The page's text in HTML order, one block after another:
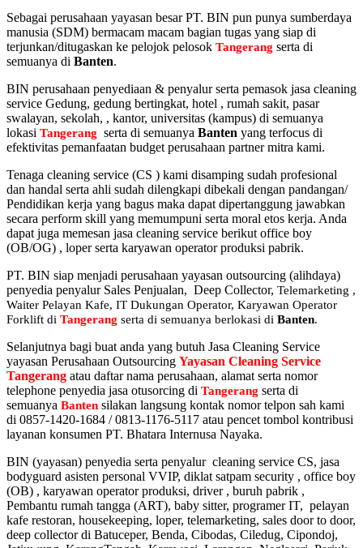
Sebagai perusahaan yayasan besar PT. BIN pun punya sumberdaya
manusia (SDM) bermacam macam bagian tugas yang siap di
terjunkan/ditugaskan ke pelojok pelosok Tangerang serta di
semuanya di Banten.
BIN perusahaan penyediaan & penyalur serta pemasok jasa cleaning
service Gedung, gedung bertingkat, hotel , rumah sakit, pasar
swalayan, sekolah, , kantor, universitas (kampus) di semuanya
lokasi Tangerang serta di semuanya Banten yang terfocus di
efektivitas pemanfaatan budget perusahaan partner mitra kami.
Tenaga cleaning service (CS ) kami disamping sudah profesional
dan handal serta ahli sudah dilengkapi dibekali dengan pandangan/
Pendidikan kerja yang bagus maka dapat dipertanggung jawabkan
secara perform skill yang memumpuni serta moral etos kerja. Anda
dapat juga memesan jasa cleaning service berikut office boy
(OB/OG) , loper serta karyawan operator produksi pabrik.
PT. BIN siap menjadi perusahaan yayasan outsourcing (alihdaya)
penyedia penyalur Sales Penjualan, Deep Collector, Telemarketing ,
Waiter Pelayan Kafe, IT Dukungan Operator, Karyawan Operator
Forklift di Tangerang serta di semuanya berlokasi di Banten.
Selanjutnya bagi buat anda yang butuh Jasa Cleaning Service
yayasan Perusahaan Outsourcing Yayasan Cleaning Service
Tangerang atau daftar nama perusahaan, alamat serta nomor
telephone penyedia jasa otusorcing di Tangerang serta di
semuanya Banten silakan langsung kontak nomor telpon sah kami
di 0857-1420-1684 / 0813-1176-5117 atau pencet tombol kontribusi
layanan konsumen PT. Bhatara Internusa Nayaka.
BIN (yayasan) penyedia serta penyalur cleaning service CS, jasa
bodyguard asisten personal VVIP, diklat satpam security , office boy
(OB) , karyawan operator produksi, driver , buruh pabrik ,
Pembantu rumah tangga (ART), baby sitter, programer IT, pelayan
kafe restoran, housekeeping, loper, telemarketing, sales door to door,
deep collector di Batuceper, Benda, Cibodas, Ciledug, Cipondoj,